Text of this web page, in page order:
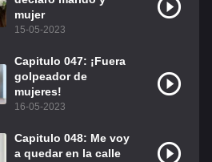
mujer
15-05-2023
Capitulo 047: ¡Fuera
golpeador de
mujeres!
16-05-2023
Capitulo 048: Me voy
a quedar en la calle